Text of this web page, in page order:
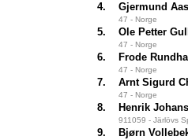
4. Gjermund
47 - Norge
5. Ole Petter
47 - Norge
6. Frode
47 - Norge
7. Arnt Sigurd
47 - Norge
8. Henrik
911059 - Järlövs
9. Bjørn